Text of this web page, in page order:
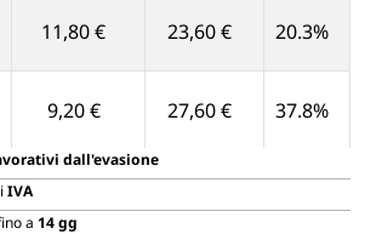
11,80 € 23,60 € 20.3%
9,20 € 27,60 € 37.8%
7,92 € 47,50 € 46.5%
dall'evasione
IVA
a 14 gg